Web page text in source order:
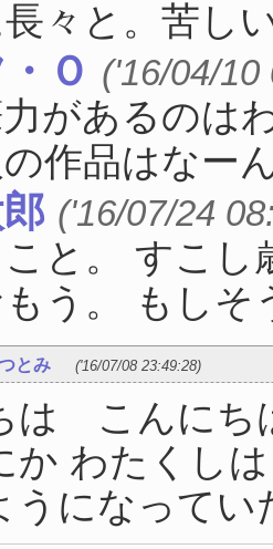
々と。苦し
Ｏ ('16/04/10
があるのは
作品はなー
('16/07/24
と。 すこ
う。 もしそ
とみ ('16/07/08 23:49:28)
は こんに
か わたくし
うになって